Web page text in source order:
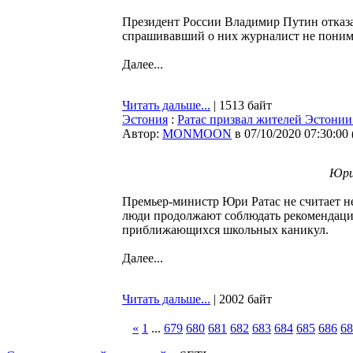
Президент России Владимир Путин
спрашивавший о них журналист не
Далее...
Читать дальше... | 1513 байт
Эстония : Ратас призвал жителей
Автор: MONMOON в 07/10/2020 07:30:00
Премьер-министр Юри Ратас не считает
люди продолжают соблюдать
приближающихся школьных каникул.
Далее...
Читать дальше... | 2002 байт
« 1 ... 679 680 681 682 683 684 685 686